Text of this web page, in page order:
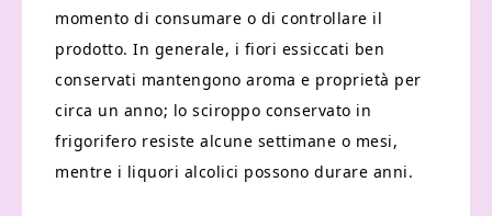
momento di consumare o di controllare il
prodotto. In generale, i fiori essiccati ben
conservati mantengono aroma e proprietà per
circa un anno; lo sciroppo conservato in
frigorifero resiste alcune settimane o mesi,
mentre i liquori alcolici possono durare anni.